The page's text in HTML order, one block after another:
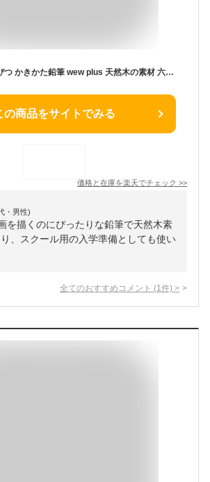
80本 鉛筆2 B えんぴつ かきかた鉛筆 wew plus 天然木の素材 六角軸 スケッチ鉛筆 入園、入学、メモ、試験用 ペンシル デッサン鉛筆
の商品をサイトでみる
価格と在庫を楽天でチェック >>
・男性)
を描くのにぴったりな鉛筆で天然木素
、スクール用の入学準備としても使い
全てのおすすめコメント (1 件) >